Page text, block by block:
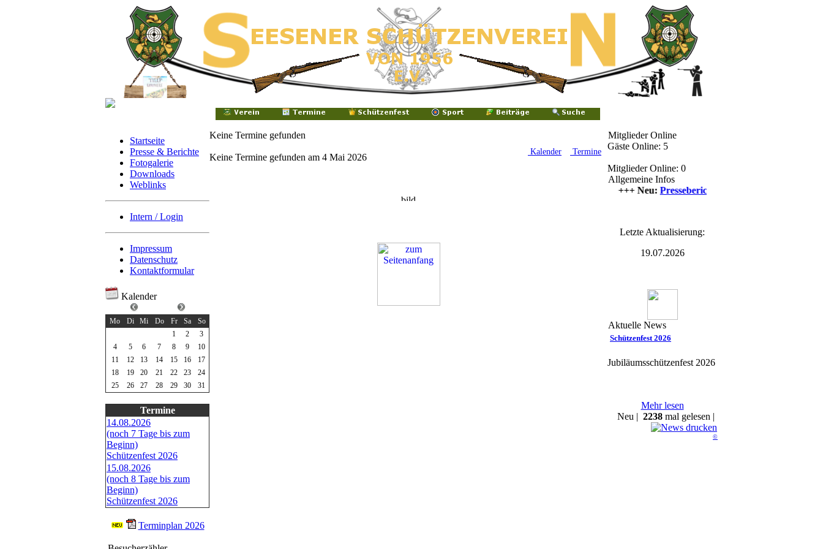
Startseite
Presse & Berichte
Fotogalerie
Downloads
Weblinks
Intern / Login
Impressum
Datenschutz
Kontaktformular
Kalender
Mo
Di Mi Do Fr Sa
So
1
2
3
4
5 6 7 8 9
10
11
12 13 14 15 16
17
18
19 20 21 22 23
24
25
26 27 28 29 30 31
Termine
14.08.2026
(noch 7 Tage bis zum
Beginn)
Schützenfest 2026
15.08.2026
(noch 8 Tage bis zum
Beginn)
Schützenfest 2026
Terminplan 2026
Keine Termine gefunden
Kalender Termine
Keine Termine gefunden am 4 Mai 2026
Mitglieder Online
Gäste Online: 5
Mitglieder Online: 0
Allgemeine Infos
++++ Neu:Presseberichte
Letzte Aktualisierung:
19.07.2026
Aktuelle News
Schützenfest 2026
Jubiläumsschützenfest 2026
Mehr lesen
Neu | 2238 mal gelesen |
©